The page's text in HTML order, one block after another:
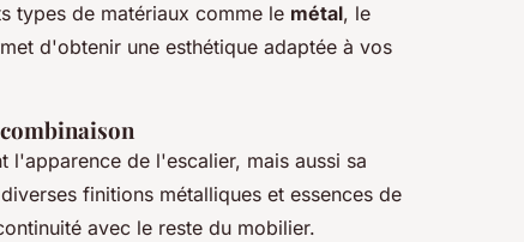
types de matériaux comme le métal, le
d'obtenir une esthétique adaptée à vos
l'apparence de l'escalier, mais aussi sa
finitions métalliques et essences de
avec le reste du mobilier.